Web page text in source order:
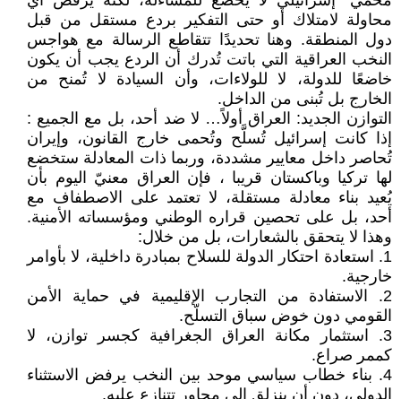
محاولة لامتلاك أو حتى التفكير بردع مستقل من قبل
دول المنطقة. وهنا تحديدًا تتقاطع الرسالة مع هواجس
النخب العراقية التي باتت تُدرك أن الردع يجب أن يكون
خاضعًا للدولة، لا للولاءات، وأن السيادة لا تُمنح من
الخارج بل تُبنى من الداخل.
التوازن الجديد: العراق أولاً… لا ضد أحد، بل مع الجميع :
إذا كانت إسرائيل تُسلَّح وتُحمى خارج القانون، وإيران
تُحاصر داخل معايير مشددة، وربما ذات المعادلة ستخضع
لها تركيا وباكستان قريبا ، فإن العراق معنيّ اليوم بأن
يُعيد بناء معادلة مستقلة، لا تعتمد على الاصطفاف مع
أحد، بل على تحصين قراره الوطني ومؤسساته الأمنية.
وهذا لا يتحقق بالشعارات، بل من خلال:
1. استعادة احتكار الدولة للسلاح بمبادرة داخلية، لا بأوامر
خارجية.
2. الاستفادة من التجارب الإقليمية في حماية الأمن
القومي دون خوض سباق التسلّح.
3. استثمار مكانة العراق الجغرافية كجسر توازن، لا
كممر صراع.
4. بناء خطاب سياسي موحد بين النخب يرفض الاستثناء
الدولي، دون أن ينزلق إلى محاور تتنازع عليه.